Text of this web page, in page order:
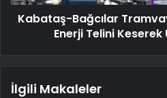
Kabataş-Bağcılar
Enerji Telini Keserek
İlgili Makaleler